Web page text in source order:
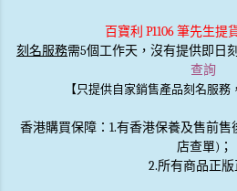
百寶利 P1106 筆先生提
刻名服務需5個工作天，沒有提供即日
查詢
【只提供自家銷售產品刻名服務
香港購買保障：1.有香港保養及售前
店查單)；
2.所有商品正版